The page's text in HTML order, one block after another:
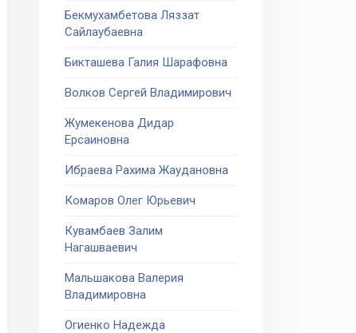
Бекмухамбетова Ляззат
Сайлаубаевна
Бикташева Галия Шарафовна
Волков Сергей Владимирович
Жумекенова Дидар
Ерсаиновна
Ибраева Рахима Жаудановна
Комаров Олег Юрьевич
Кувамбаев Залим
Нагашваевич
Мальшакова Валерия
Владимировна
Огиенко Надежда